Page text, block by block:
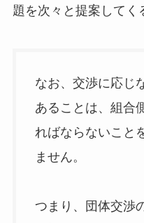
題を次々と提案してく
なお、交渉に応じ
あることは、組合
ればならないこと
ません。
つまり、団体交渉